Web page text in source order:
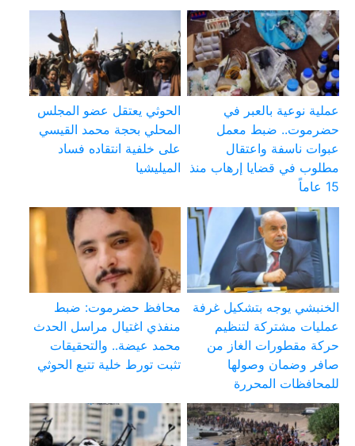
عملية نوعية بالعبر في
حضرموت.. ضبط معمل
عبوات ناسفة واعتقال
مطلوب في قضايا إرهاب منذ
15 عاماً
الحوثي يعتقل عضو المجلس
المحلي بحجة محمد القيسي
على خلفية انتقاده فساد
الميليشيا
الخنبشي يوجه بتشكيل غرفة
عمليات مشتركة لتنظيم
حركة مقطورات الغاز من
صافر وضمان وصولها
للمحافظات المحررة
محافظ حضرموت: ضبط
منفذي اغتيال مراسل الحدث
محمد عيضة.. والتحقيقات
تثبت تورط خلية تتبع الحوثي